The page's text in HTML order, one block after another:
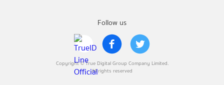
Follow us
Copyright © True Digital Group Company Limited.
All rights reserved